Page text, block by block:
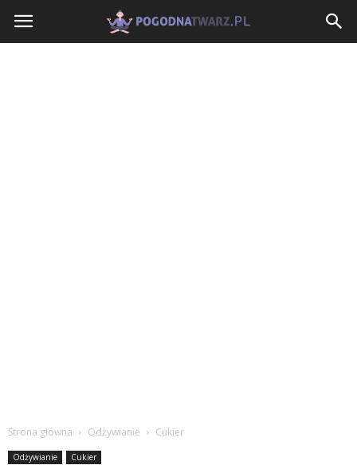
PogodnaTwarz.pl
Strona główna Odżywianie Cukier
Odżywianie Cukier